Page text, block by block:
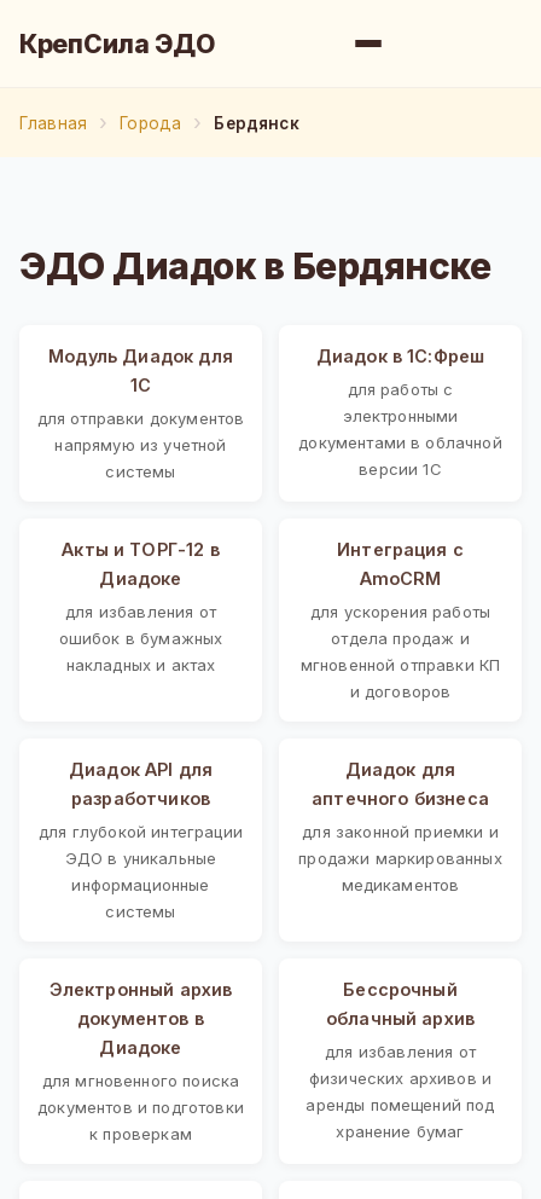
КрепСила ЭДО
Главная Города Бердянск
ЭДО Диадок в Бердянске
Модуль Диадок для
1С
для отправки документов
напрямую из учетной
системы
Диадок в 1С:Фреш
для работы с
электронными
документами в облачной
версии 1С
Акты и ТОРГ-12 в
Диадоке
для избавления от
ошибок в бумажных
накладных и актах
Интеграция с
AmoCRM
для ускорения работы
отдела продаж и
мгновенной отправки КП
и договоров
Диадок API для
разработчиков
для глубокой интеграции
ЭДО в уникальные
информационные
системы
Диадок для
аптечного бизнеса
для законной приемки и
продажи маркированных
медикаментов
Электронный архив
документов в
Диадоке
для мгновенного поиска
документов и подготовки
к проверкам
Бессрочный
облачный архив
для избавления от
физических архивов и
аренды помещений под
хранение бумаг